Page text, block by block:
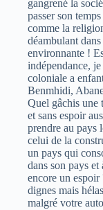
gangrené la
passer son
comme la
déambulant
environnante !
indépendance,
coloniale a
Benmhidi,
Quel gâchis une
et sans espoir
prendre au pays
celui de la
un pays qui
dans son pays
encore un espoir
dignes mais
malgré votre